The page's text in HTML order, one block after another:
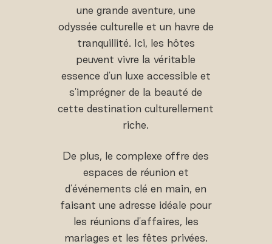
une grande aventure, une
odyssée culturelle et un havre de
tranquillité. Ici, les hôtes
peuvent vivre la véritable
essence d'un luxe accessible et
s'imprégner de la beauté de
cette destination culturellement
riche.
De plus, le complexe offre des
espaces de réunion et
d'événements clé en main, en
faisant une adresse idéale pour
les réunions d'affaires, les
mariages et les fêtes privées.